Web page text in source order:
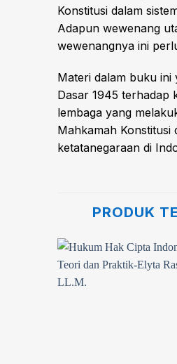
Konstitusi dalam
Adapun wewenang
wewenangnya ini
Materi dalam buku ini
Dasar 1945 terhadap
lembaga yang
Mahkamah Konstitusi
ketatanegaraan di
PRODUK